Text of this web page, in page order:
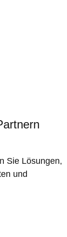
Sie Lösungen,
und